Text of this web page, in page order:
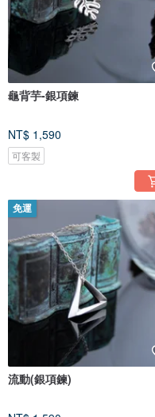
龜背芋-銀項鍊
NT$ 1,590
可客製
免運
流動(銀項鍊)